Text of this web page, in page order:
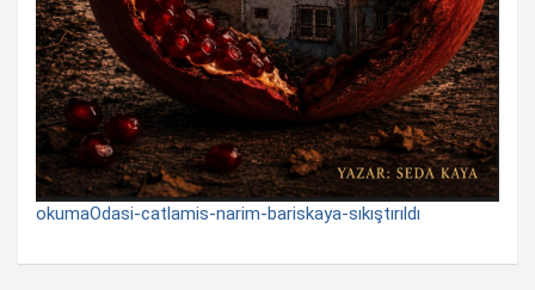
okumaOdasi-catlamis-narim-bariskaya-sıkıştırıldı